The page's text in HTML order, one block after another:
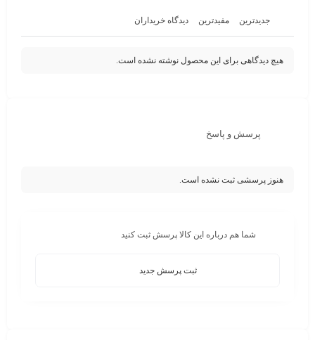
جدیدترین مفیدترین دیدگاه خریداران
هیچ دیدگاهی برای این محصول نوشته نشده است.
پرسش و پاسخ
هنوز پرسشی ثبت نشده است.
شما هم درباره این کالا پرسش ثبت کنید
ثبت پرسش جدید